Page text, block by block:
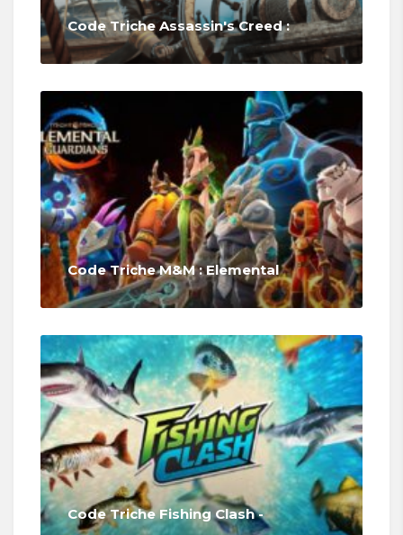
Code Triche Assassin's Creed :
Code Triche M&M : Elemental
Code Triche Fishing Clash -